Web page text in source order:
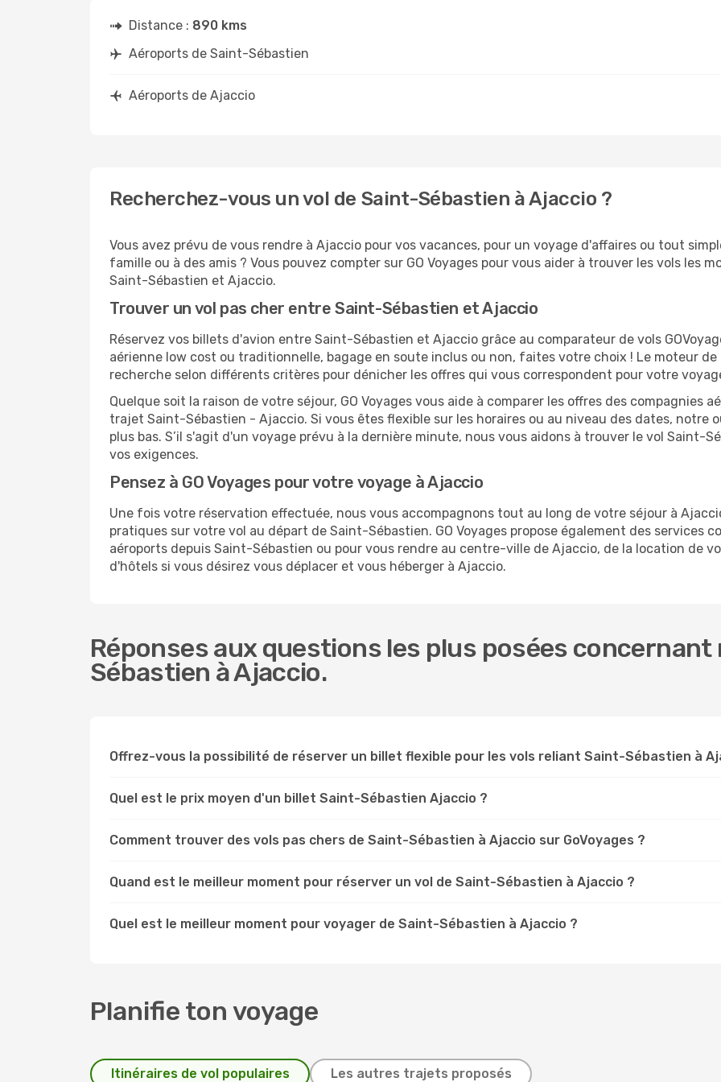
Distance : 890 kms
Aéroports de Saint-Sébastien
Aéroports de Ajaccio
Recherchez-vous un vol de Saint-Sébastien à Ajaccio ?
Vous avez prévu de vous rendre à Ajaccio pour vos vacances, pour un voyage d'affaires ou tout
famille ou à des amis ? Vous pouvez compter sur GO Voyages pour vous aider à trouver les vols les
Saint-Sébastien et Ajaccio.
Trouver un vol pas cher entre Saint-Sébastien et Ajaccio
Réservez vos billets d'avion entre Saint-Sébastien et Ajaccio grâce au comparateur de vols
aérienne low cost ou traditionnelle, bagage en soute inclus ou non, faites votre choix ! Le moteur de
recherche selon différents critères pour dénicher les offres qui vous correspondent pour votre
Quelque soit la raison de votre séjour, GO Voyages vous aide à comparer les offres des compagnies
trajet Saint-Sébastien - Ajaccio. Si vous êtes flexible sur les horaires ou au niveau des dates, notre
plus bas. S’il s'agit d'un voyage prévu à la dernière minute, nous vous aidons à trouver le vol Saint-
vos exigences.
Pensez à GO Voyages pour votre voyage à Ajaccio
Une fois votre réservation effectuée, nous vous accompagnons tout au long de votre séjour à
pratiques sur votre vol au départ de Saint-Sébastien. GO Voyages propose également des services
aéroports depuis Saint-Sébastien ou pour vous rendre au centre-ville de Ajaccio, de la location de
d'hôtels si vous désirez vous déplacer et vous héberger à Ajaccio.
Réponses aux questions les plus posées concernant
Sébastien à Ajaccio.
Offrez-vous la possibilité de réserver un billet flexible pour les vols reliant Saint-Sébastien à
Quel est le prix moyen d'un billet Saint-Sébastien Ajaccio ?
Comment trouver des vols pas chers de Saint-Sébastien à Ajaccio sur GoVoyages ?
Quand est le meilleur moment pour réserver un vol de Saint-Sébastien à Ajaccio ?
Quel est le meilleur moment pour voyager de Saint-Sébastien à Ajaccio ?
Planifie ton voyage
Itinéraires de vol populaires Les autres trajets proposés